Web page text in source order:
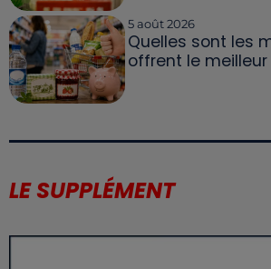
5 août 2026
Quelles sont les
offrent le meilleur
LE SUPPLÉMENT